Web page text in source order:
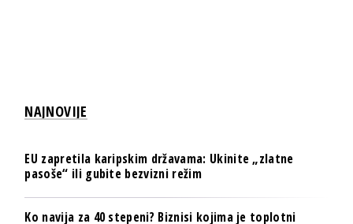
NAJNOVIJE
EU zapretila karipskim državama: Ukinite „zlatne
pasoše“ ili gubite bezvizni režim
Ko navija za 40 stepeni? Biznisi kojima je toplotni